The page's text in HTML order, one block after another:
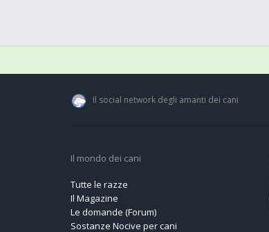
Il social network degli amanti dei cani
Il mondo dei cani
Tutte le razze
Il Magazine
Le domande (Forum)
Sostanze Nocive per cani